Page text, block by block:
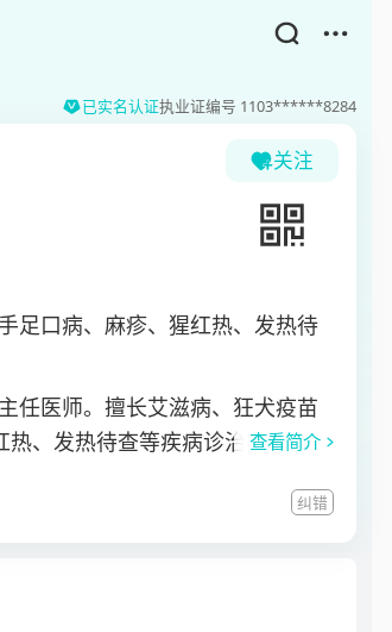
已实名认证执业证编号 1103******8284
关注
足口病、麻疹、猩红热、发热待
任医师。擅长艾滋病、狂犬疫苗
、发热待查等疾病诊治。目前担
查看简介
纠错